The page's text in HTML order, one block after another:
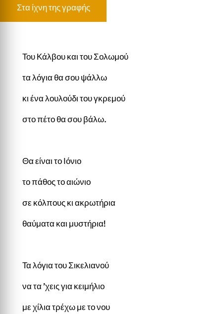
Στα ίχνη της γραφής
Του Κάλβου και του Σολωμού
τα λόγια θα σου ψάλλω
κι ένα λουλούδι του γκρεμού
στο πέτο θα σου βάλω.
Θα είναι το Ιόνιο
το πάθος το αιώνιο
σε κόλπους κι ακρωτήρια
θαύματα και μυστήρια!
Τα λόγια του Σικελιανού
να τα ’χεις για κειμήλιο
με χίλια τρέχω με το νου